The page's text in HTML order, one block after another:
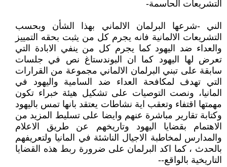
التشريعات الحاسمة-
الني -شرعها البرلمان الالماني بهذا الشأن وبحسب
التشريعات الالمانية فانه يجرم كل من يثبت بحقه التمييز
والعداء ضد اليهود كما يجرم كل من ينفي الابادة التي
تعرض لها اليهود كما ان البوندستاغ نص في جلسات
سابقة على تبني البرلمان الالماني مجموعة من القرارات
التي تهدف لمكافحة العداء ضد السامية واليهود في
المانيا، ونصت التوصيات على تشكيل هيئة خبراء تكون
مهمتها اقتفاء وتعقب اية نشاطات يعتقد بانها تمس باليهود
وكتابة تقارير مباشرة عنهم وايضا على تسليط المزيد من
الاهتمام بقضايا اليهود وتاريخهم عن طريق الاعلام
والمدارس لمخاطبة الاجيال الناشئة في المانيا ولتعريفهم
بالحدث ، كما اكد البرلمان على ضرورة ربط هذه القضايا
التاريخية بالواقع--